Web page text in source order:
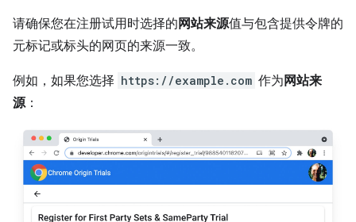
请确保您在注册试用时选择的 网站来源值与包含提供令牌的
元标记或标头的网页的来源一致。
例如，如果您选择 https://example.com 作为 网站来
源：